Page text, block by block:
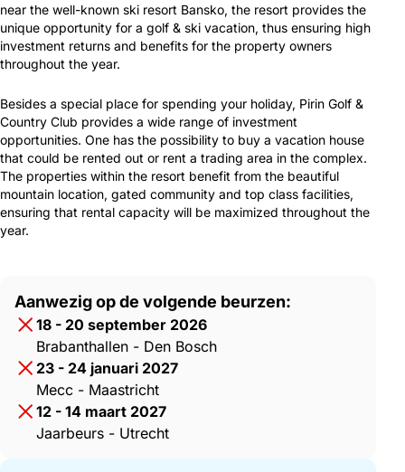
near the well-known ski resort Bansko, the resort provides the
unique opportunity for a golf & ski vacation, thus ensuring high
investment returns and benefits for the property owners
throughout the year.
Besides a special place for spending your holiday, Pirin Golf &
Country Club provides a wide range of investment
opportunities. One has the possibility to buy a vacation house
that could be rented out or rent a trading area in the complex.
The properties within the resort benefit from the beautiful
mountain location, gated community and top class facilities,
ensuring that rental capacity will be maximized throughout the
year.
Aanwezig op de volgende beurzen:
18 - 20 september 2026
Brabanthallen - Den Bosch
23 - 24 januari 2027
Mecc - Maastricht
12 - 14 maart 2027
Jaarbeurs - Utrecht